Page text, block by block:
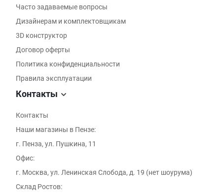
Часто задаваемые вопросы
Дизайнерам и комплектовщикам
3D конструктор
Договор оферты
Политика конфиденциальности
Правила эксплуатации
Контакты
Контакты
Наши магазины в Пензе:
г. Пенза, ул. Пушкина, 11
Офис:
г. Москва, ул. Ленинская Слобода, д. 19 (нет шоурума)
Склад Ростов: